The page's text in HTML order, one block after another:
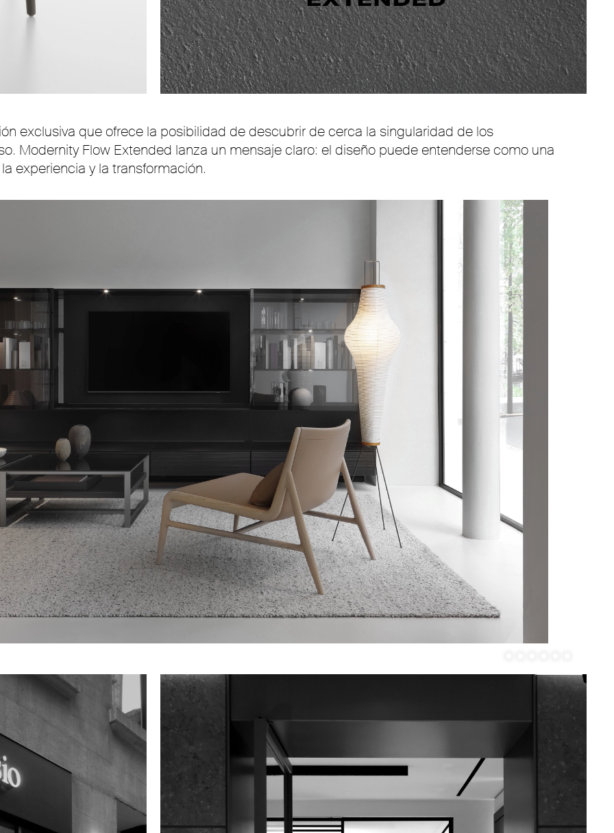
Unmute Settings
exclusiva que ofrece la posibilidad de descubrir de cerca la singularidad de los
Modernity Flow Extended lanza un mensaje claro: el diseño puede entenderse como una
experiencia y la transformación.